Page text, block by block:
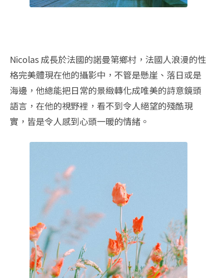
Nicolas 成長於法國的諾曼第鄉村，法國人浪漫的性
格完美體現在他的攝影中，不管是懸崖、落日或是
海邊，他總能把日常的景緻轉化成唯美的詩意鏡頭
語言，在他的視野裡，看不到令人絕望的殘酷現
實，皆是令人感到心頭一暖的情緒。